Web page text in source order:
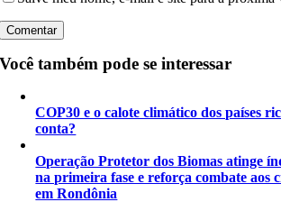
Você também pode se interessar
COP30 e o calote climático dos países
conta?
Operação Protetor dos Biomas atinge
na primeira fase e reforça combate aos
em Rondônia